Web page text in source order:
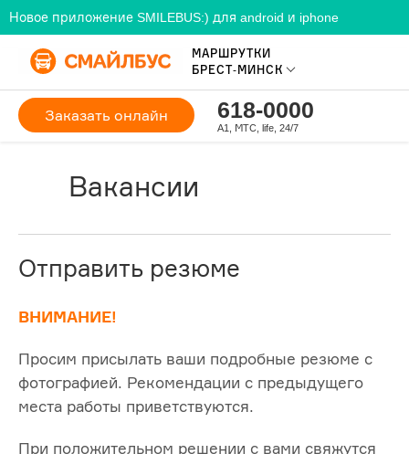
Новое приложение SMILEBUS:) для android и iphone
МАРШРУТКИ
БРЕСТ-МИНСК
Заказать онлайн 618-0000
A1, МТС, life, 24/7
Вакансии
Отправить резюме
ВНИМАНИЕ!
Просим присылать ваши подробные резюме с
фотографией. Рекомендации с предыдущего
места работы приветствуются.
При положительном решении с вами свяжутся